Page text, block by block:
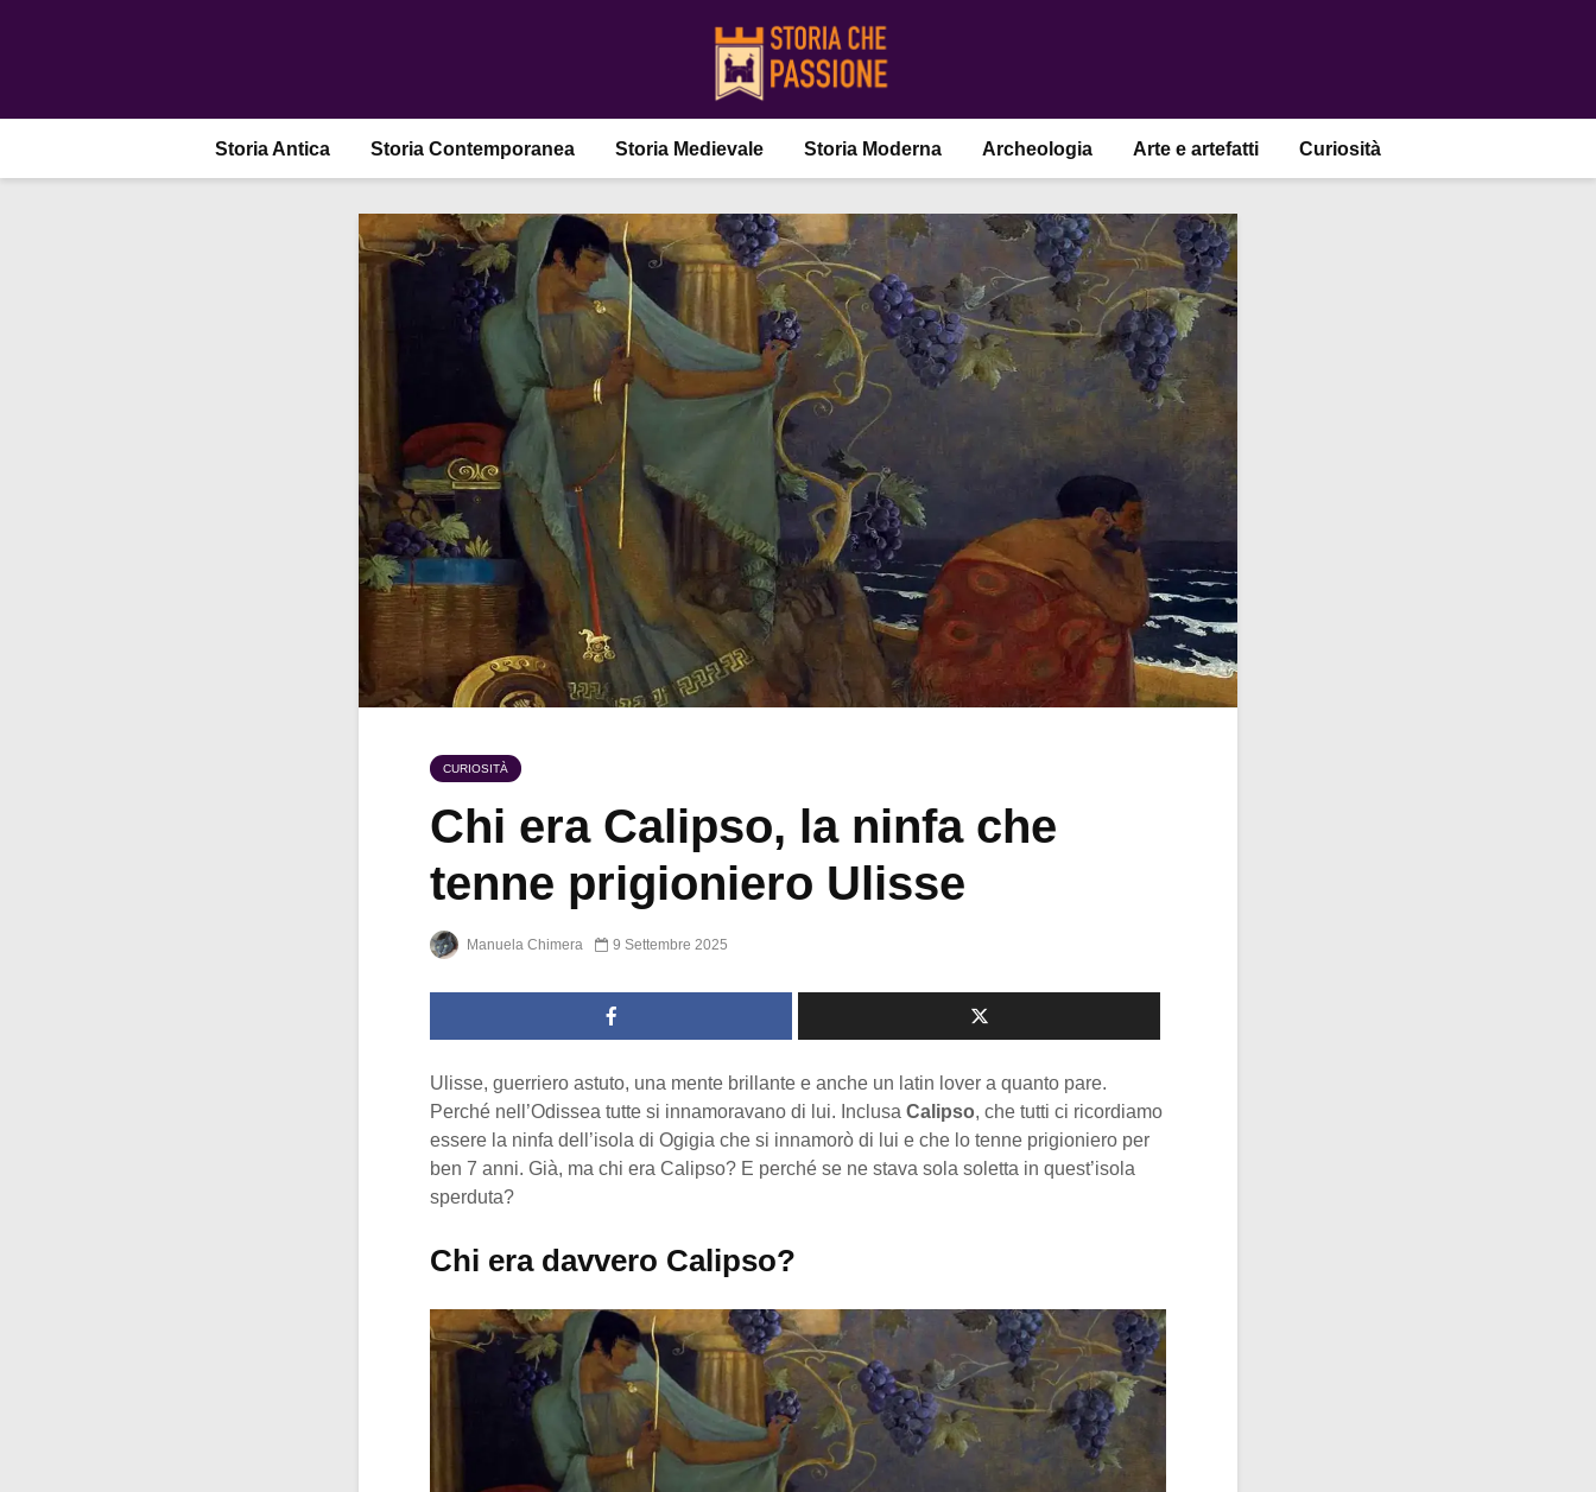
Storia Antica Storia Contemporanea Storia Medievale Storia Moderna Archeologia Arte e artefatti Curiosità
CURIOSITÀ
Chi era Calipso, la ninfa che
tenne prigioniero Ulisse
Manuela Chimera 9 Settembre 2025
Ulisse, guerriero astuto, una mente brillante e anche un latin lover a quanto pare.
Perché nell’Odissea tutte si innamoravano di lui. Inclusa Calipso, che tutti ci ricordiamo
essere la ninfa dell’isola di Ogigia che si innamorò di lui e che lo tenne prigioniero per
ben 7 anni. Già, ma chi era Calipso? E perché se ne stava sola soletta in quest’isola
sperduta?
Chi era davvero Calipso?